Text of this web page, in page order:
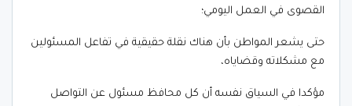
القصوى في العمل اليومي؛
حتى يشعر المواطن بأن هناك نقلة حقيقية في تفاعل المسئولين
مع مشكلاته وقضاياه،
مؤكدا في السياق نفسه أن كل محافظ مسئول عن التواصل